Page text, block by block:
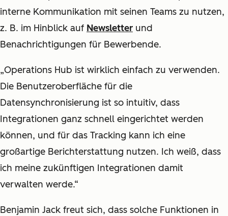
interne Kommunikation mit seinen Teams zu nutzen,
z. B. im Hinblick auf Newsletter und
Benachrichtigungen für Bewerbende.
„Operations Hub ist wirklich einfach zu verwenden.
Die Benutzeroberfläche für die
Datensynchronisierung ist so intuitiv, dass
Integrationen ganz schnell eingerichtet werden
können, und für das Tracking kann ich eine
großartige Berichterstattung nutzen. Ich weiß, dass
ich meine zukünftigen Integrationen damit
verwalten werde.“
Benjamin Jack freut sich, dass solche Funktionen in